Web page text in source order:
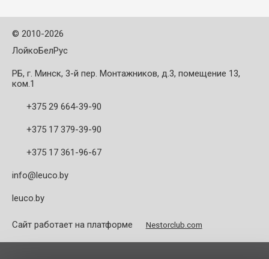
основных резца, 3 ...
материалах.
© 2010-2026
ЛойкоБелРус
РБ, г. Минск, 3-й пер. Монтажников, д.3, помещение 13,
ком.1
+375 29 664-39-90
+375 17 379-39-90
+375 17 361-96-67
info@leuco.by
leuco.by
Сайт работает на платформе Nestorclub.com